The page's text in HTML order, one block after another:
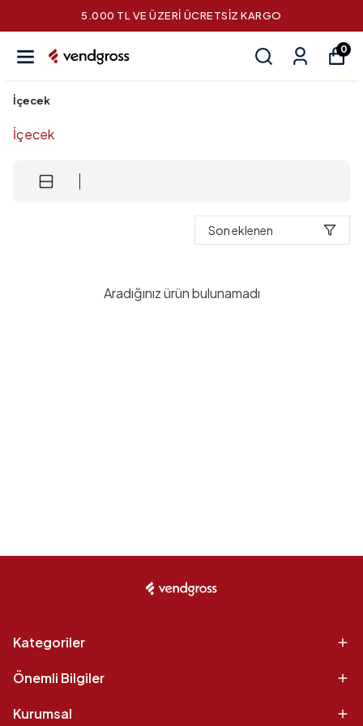
5.000 TL VE ÜZERİ ÜCRETSİZ KARGO
0
İçecek
İçecek
Son eklenen
Aradığınız ürün bulunamadı
Kategoriler
Önemli Bilgiler
Kurumsal